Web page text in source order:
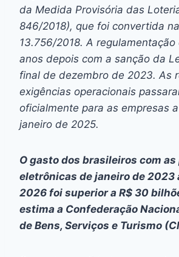
da Medida Provisória das
846/2018), que foi convertida
13.756/2018. A regulamentação
anos depois com a sanção da
final de dezembro de 2023. As
exigências operacionais
oficialmente para as empresas
janeiro de 2025.
O gasto dos brasileiros com
eletrônicas de janeiro de 2023
2026 foi superior a R$ 30
estima a Confederação
de Bens, Serviços e Turismo